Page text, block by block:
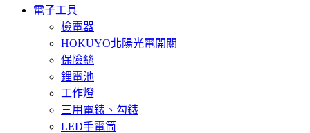
電子工具
檢電器
HOKUYO北陽光電開關
保險絲
鋰電池
工作燈
三用電錶、勾錶
LED手電筒